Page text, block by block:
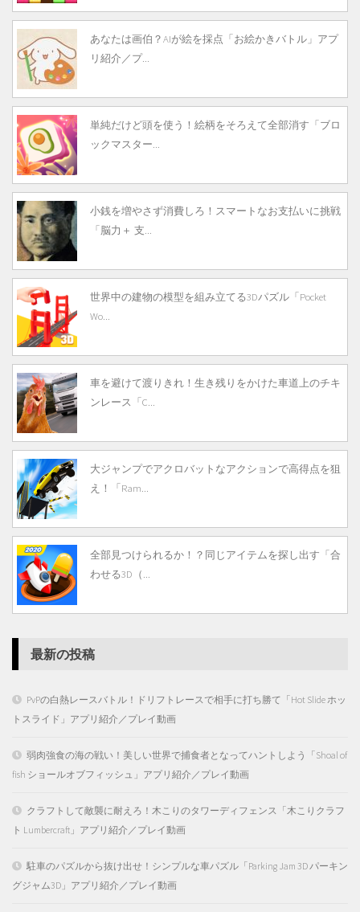
あなたは画伯？AIが絵を採点「お絵かきバトル」アプ
リ紹介／プ...
単純だけど頭を使う！絵柄をそろえて全部消す「ブロ
ックマスター...
小銭を増やさず消費しろ！スマートなお支払いに挑戦
「脳力＋ 支...
世界中の建物の模型を組み立てる3Dパズル「Pocket
Wo...
車を避けて渡りきれ！生き残りをかけた車道上のチキ
ンレース「C...
大ジャンプでアクロバットなアクションで高得点を狙
え！「Ram...
全部見つけられるか！？同じアイテムを探し出す「合
わせる3D（...
最新の投稿
PvPの白熱レースバトル！ドリフトレースで相手に打ち勝て「Hot Slide ホッ
トスライド」アプリ紹介／プレイ動画
弱肉強食の海の戦い！美しい世界で捕食者となってハントしよう「Shoal of
fish ショールオブフィッシュ」アプリ紹介／プレイ動画
クラフトして敵襲に耐えろ！木こりのタワーディフェンス「木こりクラフ
ト Lumbercraft」アプリ紹介／プレイ動画
駐車のパズルから抜け出せ！シンプルな車パズル「Parking Jam 3D パーキン
グジャム3D」アプリ紹介／プレイ動画